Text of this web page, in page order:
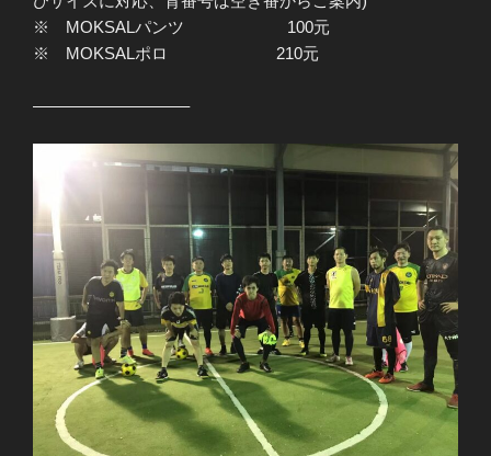
※ MOKSALパンツ 100元
※ MOKSALポロ 210元
—————————–